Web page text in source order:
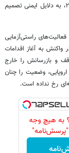
راستی‌آزمایی در ایران را متوقف کرد و تا پایان ژوئن ۲۰۲۵، به دلایل ایمنی تصمیم
راستی‌آزمایی
واکنش به آغاز اقدامات
و بازرسانش را خارج
وضعیت را چنان
رخ نداده است.
به هیچ وجه